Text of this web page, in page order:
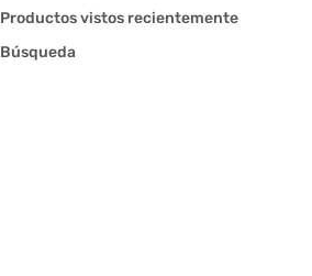
Productos vistos recientemente
Búsqueda